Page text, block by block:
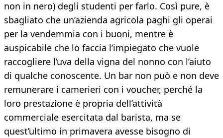
non in nero) degli studenti per farlo. Così pure, è
sbagliato che un’azienda agricola paghi gli operai
per la vendemmia con i buoni, mentre è
auspicabile che lo faccia l’impiegato che vuole
raccogliere l’uva della vigna del nonno con l’aiuto
di qualche conoscente. Un bar non può e non deve
remunerare i camerieri con i voucher, perché la
loro prestazione è propria dell’attività
commerciale esercitata dal barista, ma se
quest’ultimo in primavera avesse bisogno di